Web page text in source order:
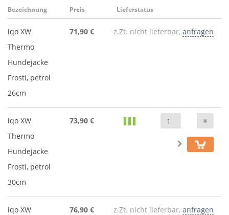
Bezeichnung Preis Lieferstatus
iqo XW
Thermo
Hundejacke
Frosti, petrol
26cm
71,90 € z.Zt. nicht lieferbar, anfragen
iqo XW
Thermo
Hundejacke
Frosti, petrol
30cm
73,90 €
iqo XW
76,90 € z.Zt. nicht lieferbar, anfragen